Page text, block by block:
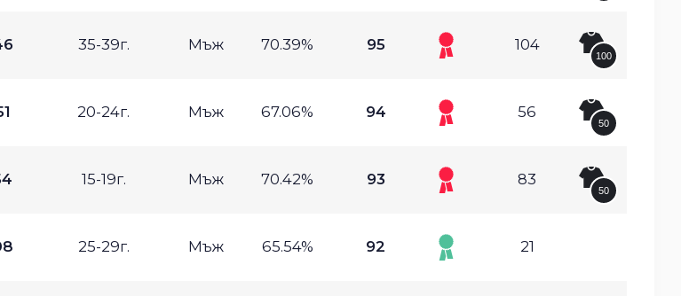
35-39г. Мъж 70.39% 95 104
100
20-24г. Мъж 67.06% 94 56
50
15-19г. Мъж 70.42% 93 83
50
25-29г. Мъж 65.54% 92 21